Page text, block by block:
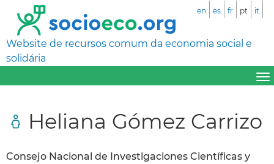
Website de recursos comum da economia social e
solidária
en es fr pt it
Heliana Gómez Carrizo
Consejo Nacional de Investigaciones Científicas y